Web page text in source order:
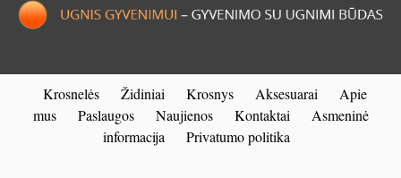
Krosnelės Židiniai Krosnys Aksesuarai
Apie
mus
Paslaugos Naujienos Kontaktai
Asmeninė
informacija
Privatumo politika